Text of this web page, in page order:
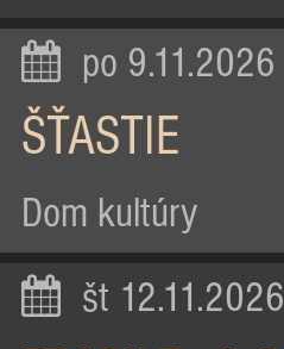
po 9.11.2026
ŠŤASTIE
Dom kultúry
št 12.11.2026